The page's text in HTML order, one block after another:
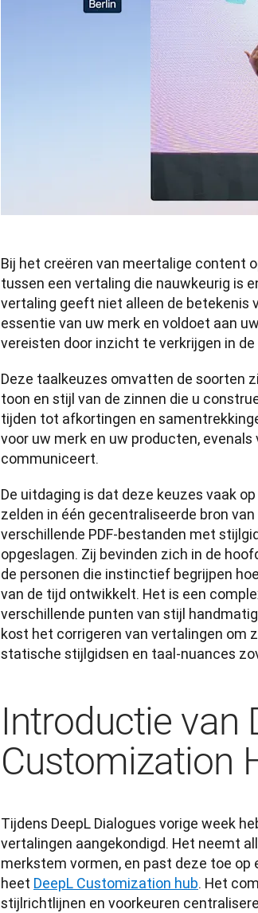
Bij het creëren van meertalige content
tussen een vertaling die nauwkeurig is
vertaling geeft niet alleen de betekenis
essentie van uw merk en voldoet aan
vereisten door inzicht te verkrijgen in
Deze taalkeuzes omvatten de soorten
toon en stijl van de zinnen die u
tijden tot afkortingen en
voor uw merk en uw producten,
communiceert.
De uitdaging is dat deze keuzes vaak
zelden in één gecentraliseerde bron
verschillende PDF-bestanden met
opgeslagen. Zij bevinden zich in de
de personen die instinctief begrijpen
van de tijd ontwikkelt. Het is een
verschillende punten van stijl
kost het corrigeren van vertalingen om
statische stijlgidsen en taal-nuances
Introductie van
Customization
Tijdens DeepL Dialogues vorige week
vertalingen aangekondigd. Het neemt
merkstem vormen, en past deze toe op
heet DeepL Customization hub. Het
stijlrichtlijnen en voorkeuren